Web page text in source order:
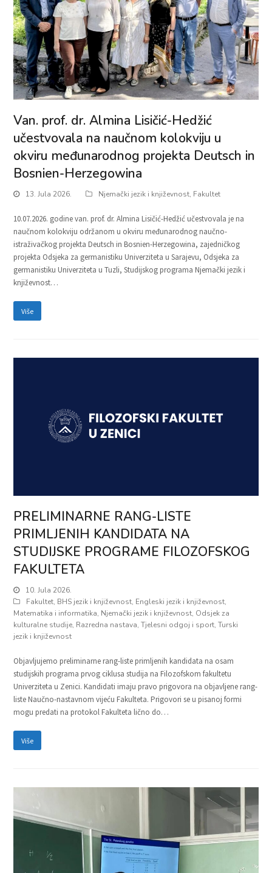
Van. prof. dr. Almina Lisičić-Hedžić
učestvovala na naučnom kolokviju u
okviru međunarodnog projekta Deutsch in
Bosnien-Herzegowina
13. Jula 2026. Njemački jezik i književnost, Fakultet
10.07.2026. godine van. prof. dr. Almina Lisičić-Hedžić učestvovala je na
naučnom kolokviju održanom u okviru međunarodnog naučno-
istraživačkog projekta Deutsch in Bosnien-Herzegowina, zajedničkog
projekta Odsjeka za germanistiku Univerziteta u Sarajevu, Odsjeka za
germanistiku Univerziteta u Tuzli, Studijskog programa Njemački jezik i
književnost…
Više
PRELIMINARNE RANG-LISTE
PRIMLJENIH KANDIDATA NA
STUDIJSKE PROGRAME FILOZOFSKOG
FAKULTETA
10. Jula 2026.
Fakultet, BHS jezik i književnost, Engleski jezik i književnost,
Matematika i informatika, Njemački jezik i književnost, Odsjek za
kulturalne studije, Razredna nastava,Tjelesni odgoj i sport,Turski
jezik i književnost
Objavljujemo preliminarne rang-liste primljenih kandidata na osam
studijskih programa prvog ciklusa studija na Filozofskom fakultetu
Univerziteta u Zenici. Kandidati imaju pravo prigovora na objavljene rang-
liste Naučno-nastavnom vijeću Fakulteta. Prigovori se u pisanoj formi
mogu predati na protokol Fakulteta lično do…
Više